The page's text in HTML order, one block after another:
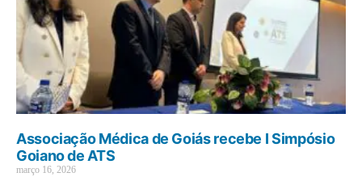
Associação Médica de Goiás recebe I Simpósio
Goiano de ATS
março 16, 2026